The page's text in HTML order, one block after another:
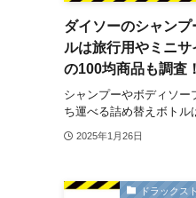
ダイソーのシャンプ
ルは旅行用やミニ
の100均商品も調査！
シャンプーやボディソー
ち運べる詰め替えボトル
2025年1月26日
ドラックス